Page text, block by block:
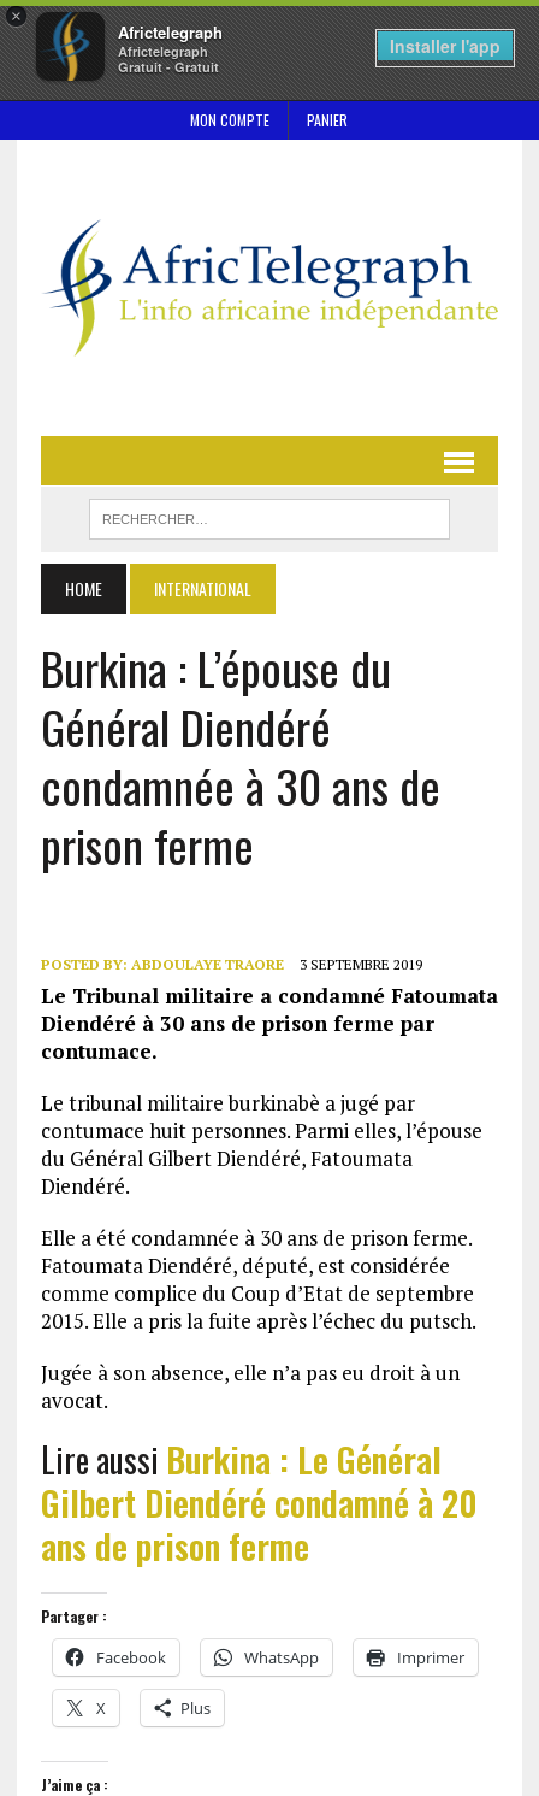
×
Africtelegraph
Africtelegraph
Gratuit - Gratuit
Installer l'app
MON COMPTE PANIER
HOME INTERNATIONAL
Burkina : L’épouse du
Général Diendéré
condamnée à 30 ans de
prison ferme
POSTED BY: ABDOULAYE TRAORE 3 SEPTEMBRE 2019
Le Tribunal militaire a condamné Fatoumata
Diendéré à 30 ans de prison ferme par
contumace.
Le tribunal militaire burkinabè a jugé par
contumace huit personnes. Parmi elles, l’épouse
du Général Gilbert Diendéré, Fatoumata
Diendéré.
Elle a été condamnée à 30 ans de prison ferme.
Fatoumata Diendéré, député, est considérée
comme complice du Coup d’Etat de septembre
2015. Elle a pris la fuite après l’échec du putsch.
Jugée à son absence, elle n’a pas eu droit à un
avocat.
Lire aussi Burkina : Le Général
Gilbert Diendéré condamné à 20
ans de prison ferme
Partager :
Facebook WhatsApp Imprimer
X Plus
J’aime ça :